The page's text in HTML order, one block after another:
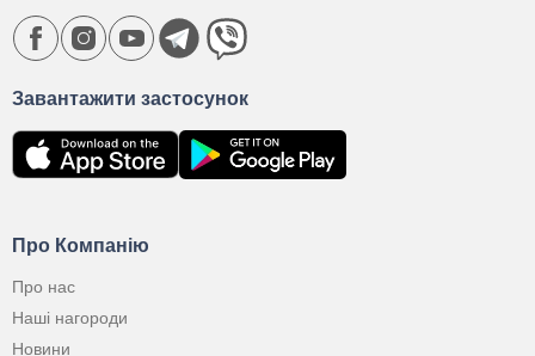
Про Компанію
Про нас
Наші нагороди
Новини
Завантажити застосунок